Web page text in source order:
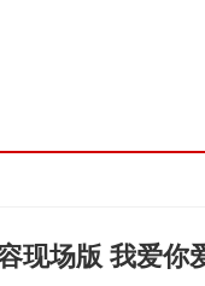
现场版 我爱你